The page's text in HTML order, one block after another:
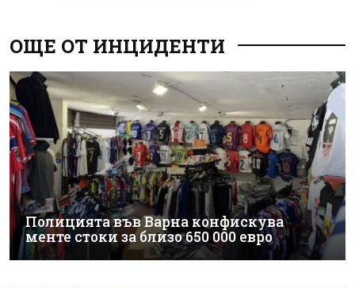
ОЩЕ ОТ ИНЦИДЕНТИ
Полицията във Варна конфискува
менте стоки за близо 650 000 евро